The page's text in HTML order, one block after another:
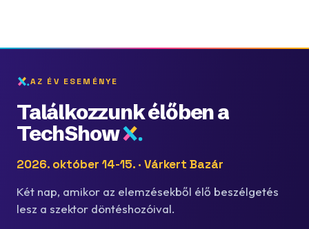
AZ ÉV ESEMÉNYE
Találkozzunk élőben a
TechShow
2026. október 14-15. · Várkert Bazár
Két nap, amikor az elemzésekből élő beszélgetés
lesz a szektor döntéshozóival.